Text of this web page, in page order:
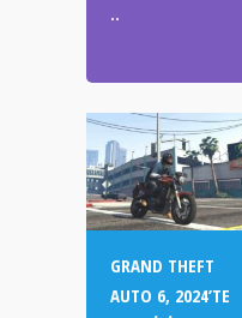
..
GRAND THEFT
AUTO 6, 2024’TE